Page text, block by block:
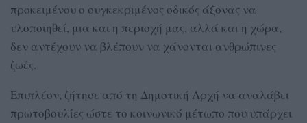
προκειμένου ο συγκεκριμένος οδικός άξονας να
υλοποιηθεί, μια και η περιοχή μας, αλλά και η χώρα,
δεν αντέχουν να βλέπουν να χάνονται ανθρώπινες
ζωές.
Επιπλέον, ζήτησε από τη Δημοτική Αρχή να αναλάβει
πρωτοβουλίες ώστε το κοινωνικό μέτωπο που υπάρχει